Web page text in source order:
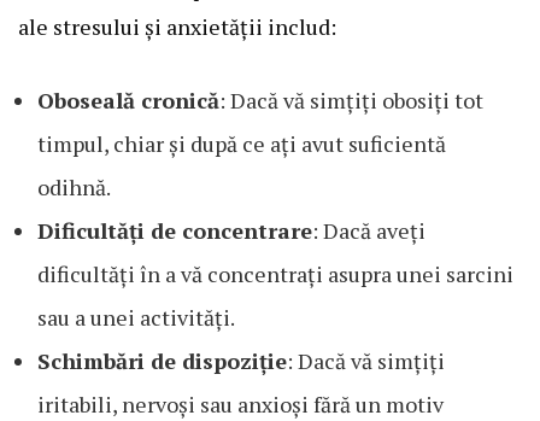
ale stresului și anxietății includ:
Oboseală cronică: Dacă vă simțiți obosiți tot
timpul, chiar și după ce ați avut suficientă
odihnă.
Dificultăți de concentrare: Dacă aveți
dificultăți în a vă concentrați asupra unei sarcini
sau a unei activități.
Schimbări de dispoziție: Dacă vă simțiți
iritabili, nervoși sau anxioși fără un motiv